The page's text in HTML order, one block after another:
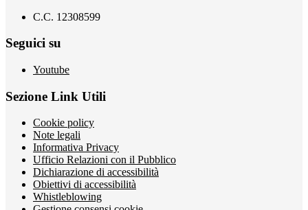
C.C. 12308599
Seguici su
Youtube
Sezione Link Utili
Cookie policy
Note legali
Informativa Privacy
Ufficio Relazioni con il Pubblico
Dichiarazione di accessibilità
Obiettivi di accessibilità
Whistleblowing